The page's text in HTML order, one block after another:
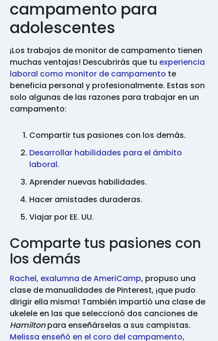
campamento para
adolescentes
¡Los trabajos de monitor de campamento tienen
muchas ventajas! Descubrirás que tu experiencia
laboral como monitor de campamento te
beneficia personal y profesionalmente. Estas son
solo algunas de las razones para trabajar en un
campamento:
Compartir tus pasiones con los demás.
Desarrollar habilidades para el ámbito
laboral.
Aprender nuevas habilidades.
Hacer amistades duraderas.
Viajar por EE. UU.
Comparte tus pasiones con
los demás
Rachel, exalumna de AmeriCamp, propuso una
clase de manualidades de Pinterest, ¡que pudo
dirigir ella misma! También impartió una clase de
ukelele en las que seleccionó dos canciones de
Hamiltonpara enseñárselas a sus campistas.
Melissa enseñó en el coro del campamento,